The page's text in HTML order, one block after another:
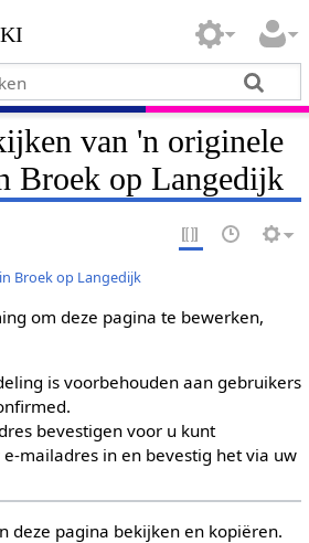
van 'n originele
Broek op Langedijk
Broek op Langedijk
om deze pagina te bewerken,
is voorbehouden aan gebruikers
bevestigen voor u kunt
mailadres in en bevestig het via uw
deze pagina bekijken en kopiëren.